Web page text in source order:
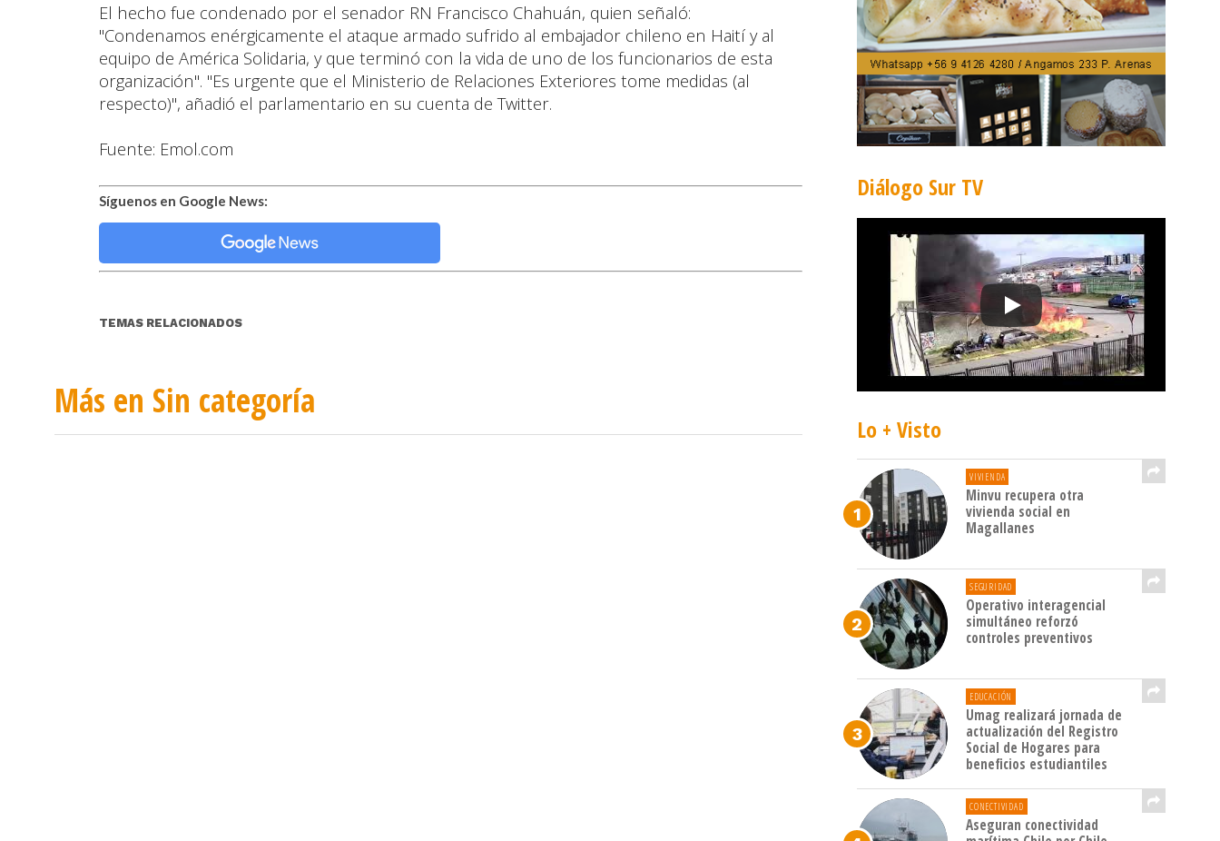
El hecho fue condenado por el senador RN Francisco Chahuán, quien señaló:
"Condenamos enérgicamente el ataque armado sufrido al embajador chileno en Haití y al
equipo de América Solidaria, y que terminó con la vida de uno de los funcionarios de esta
organización". "Es urgente que el Ministerio de Relaciones Exteriores tome medidas (al
respecto)", añadió el parlamentario en su cuenta de Twitter.
Fuente: Emol.com
Síguenos en Google News:
TEMAS RELACIONADOS
Más en Sin categoría
Diálogo Sur TV
Lo + Visto
VIVIENDA
Minvu recupera otra
vivienda social en
Magallanes
SEGURIDAD
Operativo interagencial
simultáneo reforzó
controles preventivos
EDUCACIÓN
Umag realizará jornada de
actualización del Registro
Social de Hogares para
beneficios estudiantiles
CONECTIVIDAD
Aseguran conectividad